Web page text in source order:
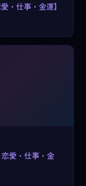
・仕事・金運】
愛・仕事・金